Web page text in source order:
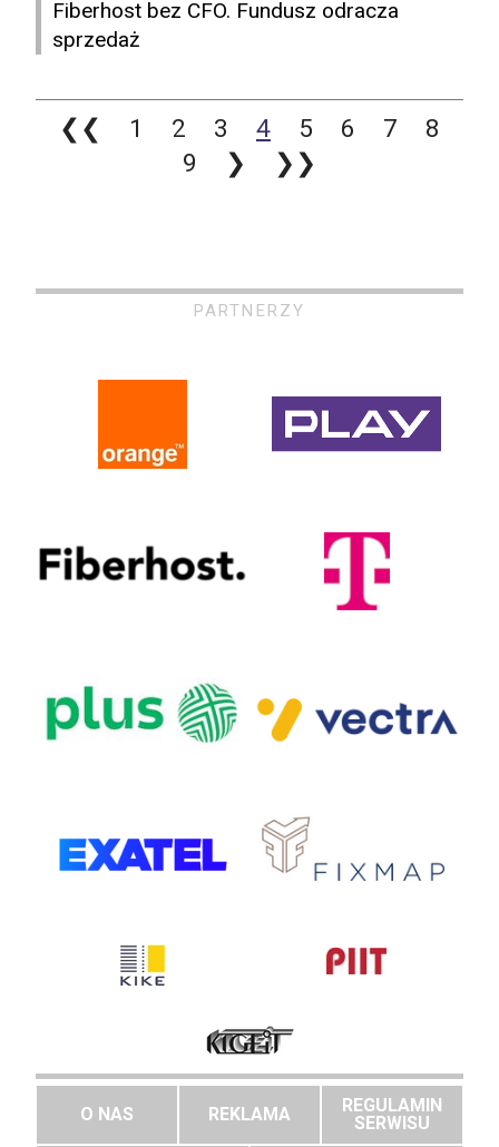
Fiberhost bez CFO. Fundusz odracza
sprzedaż
❮❮ 1 2 3 4 5 6 7
8
9
❯ ❯❯
PARTNERZY
O NAS REKLAMA
REGULAMIN
SERWISU